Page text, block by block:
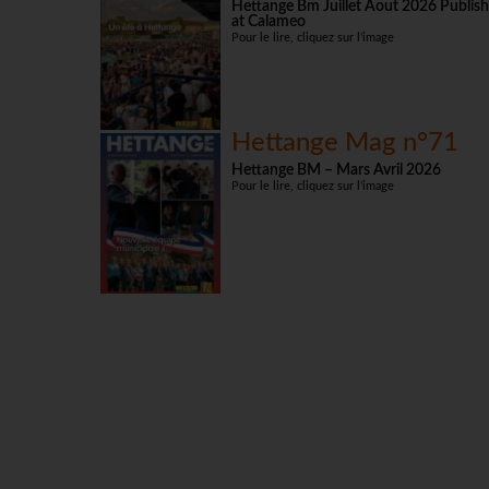
Hettange Bm Juillet Aout 2026 Publish
at Calameo
Pour le lire, cliquez sur l'image
Hettange Mag n°71
Hettange BM – Mars Avril 2026
Pour le lire, cliquez sur l'image